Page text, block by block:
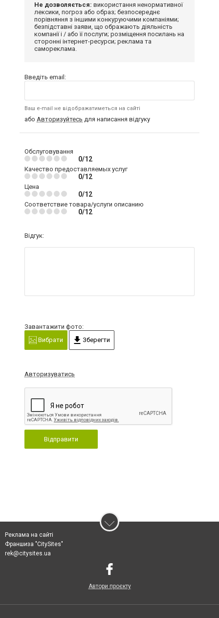
Не дозволяється: використання ненормативної
лексики, погроз або образ; безпосереднє
порівняння з іншими конкуруючими компаніями;
безпідставні заяви, що ображають діяльність
компанії і / або її послуги; розміщення посилань на
сторонні інтернет-ресурси; реклама та
самореклама.
Введіть email:
Ваш e-mail не відображатиметься на сайті
або Авторизуйтесь для написання відгуку
Обслуговування
0/12
Качество предоставляемых услуг
0/12
Цена
0/12
Соответствие товара/услуги описанию
0/12
Відгук:
Завантажити фото:
Вибрати
Зберегти
Авторизуватись
Відправити
Реклама на сайті
Франшиза "CitySites"
rek@citysites.ua
Автори проєкту